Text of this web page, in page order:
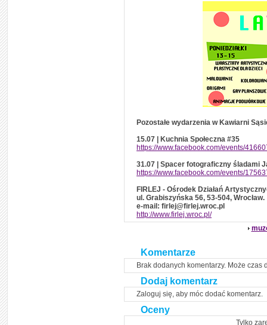
Pozostałe wydarzenia w Kawiarni
15.07 | Kuchnia Społeczna #35
https://www.facebook.com/events/
31.07 | Spacer fotograficzny śladami
https://www.facebook.com/events/
FIRLEJ - Ośrodek Działań
ul. Grabiszyńska 56, 53-504, Wrocław.
e-mail: firlej@firlej.wroc.pl
http://www.firlej.wroc.pl/
Komentarze
Brak dodanych komentarzy. Może czas
Dodaj komentarz
Zaloguj się, aby móc dodać komentarz.
Oceny
Tylko